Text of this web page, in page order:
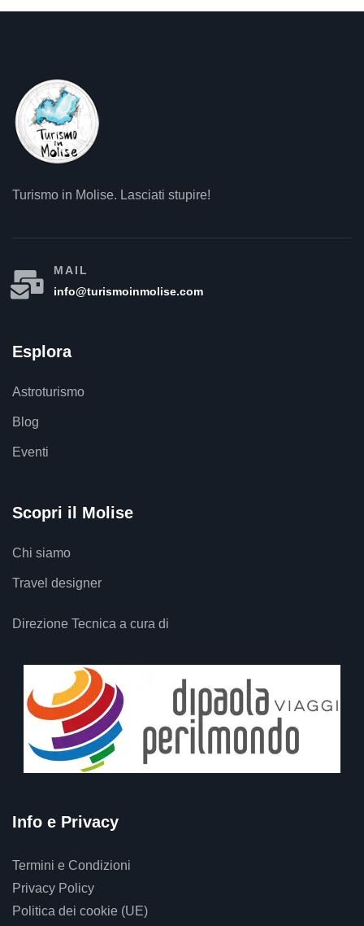
Turismo in Molise. Lasciati stupire!
MAIL
info@turismoinmolise.com
Esplora
Astroturismo
Blog
Eventi
Scopri il Molise
Chi siamo
Travel designer
Direzione Tecnica a cura di
Info e Privacy
Termini e Condizioni
Privacy Policy
Politica dei cookie (UE)